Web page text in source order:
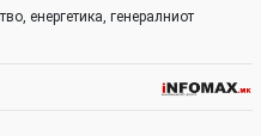
енергетика, генералниот